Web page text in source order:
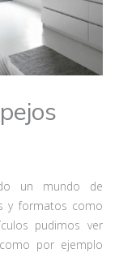
un mundo de
y formatos como
pudimos ver
por ejemplo